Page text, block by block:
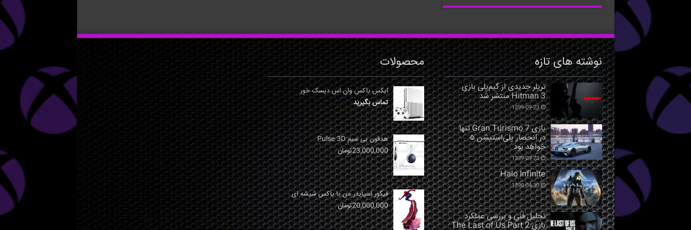
نوشته های تازه
تریلر جدیدی از گیم‌پلی بازی
Hitman 3 منتشر شد
1399-09-23
بازی Gran Turismo 7 تنها
در انحصار پلی‌استیشن ۵
خواهد بود
1399-09-23
Halo Infinite
1399-04-30
تحلیل فنی و بررسی عملکرد
بازی The Last of Us Part 2
محصولات
ایکس باکس وان اس دیسک خور
تماس بگیرید
هدفون بی سیم Pulse 3D
23,000,000تومان
فیگور اسپایدر من با باکس شیشه ای
20,000,000تومان